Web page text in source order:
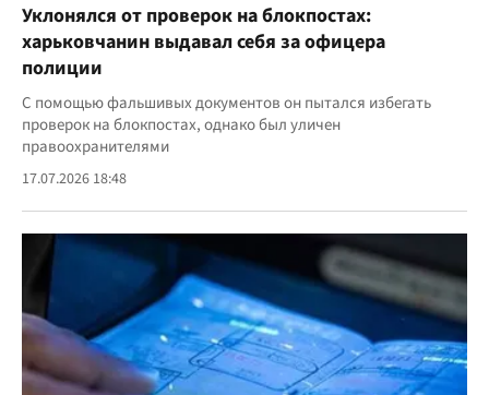
Уклонялся от проверок на блокпостах:
харьковчанин выдавал себя за офицера
полиции
С помощью фальшивых документов он пытался избегать
проверок на блокпостах, однако был уличен
правоохранителями
17.07.2026 18:48